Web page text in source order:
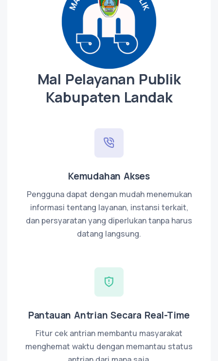
Mal Pelayanan Publik
Kabupaten Landak
Kemudahan Akses
Pengguna dapat dengan mudah menemukan
informasi tentang layanan, instansi terkait,
dan persyaratan yang diperlukan tanpa harus
datang langsung.
Pantauan Antrian Secara Real-Time
Fitur cek antrian membantu masyarakat
menghemat waktu dengan memantau status